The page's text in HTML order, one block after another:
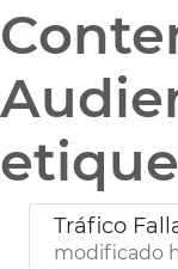
Tráfico
modificado